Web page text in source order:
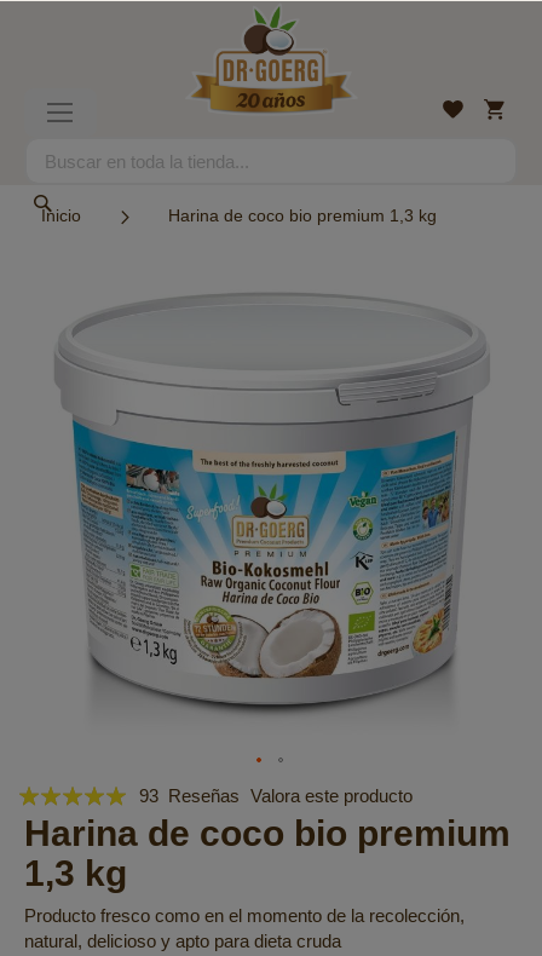
Search
Lista
Mi
cesta
Inicio Harina de coco bio premium 1,3 kg
galería
imágenes
Saltar
al
comienzo
de
la
galería
de
Valoración:
99
% of100
93 Reseñas Valora este producto
Harina de coco bio premium
1,3 kg
Producto fresco como en el momento de la recolección,
natural, delicioso y apto para dieta cruda